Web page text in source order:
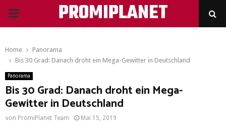
PRIMARY
PROMIPLANET
Home
Panorama
Bis 30 Grad: Danach droht ein Mega-Gewitter in Deutschland
Panorama
Bis 30 Grad: Danach droht ein Mega-
Gewitter in Deutschland
von PromiPlanet Team Mai 15, 2019